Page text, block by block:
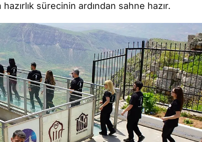
sürecinin ardından sahne hazır.